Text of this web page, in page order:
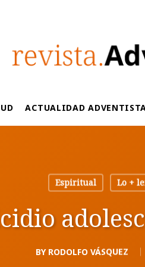
ACTUALIDAD
Espiritual Lo +
BY RODOLFO VÁSQUEZ